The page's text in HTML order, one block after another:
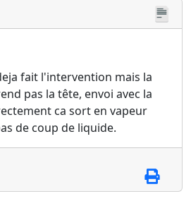
fait l'intervention mais la
pas la tête, envoi avec la
ca sort en vapeur
de coup de liquide.